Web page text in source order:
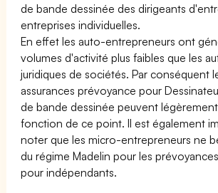
de bande dessinée des dirigeants
entreprises individuelles.
En effet les auto-entrepreneurs ont
volumes d'activité plus faibles que les
juridiques de sociétés. Par conséquent
assurances prévoyance pour
de bande dessinée peuvent
fonction de ce point. Il est également
noter que les micro-entrepreneurs ne
du régime Madelin pour les
pour indépendants.